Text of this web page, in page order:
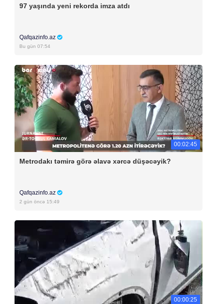
97 yaşında yeni rekorda imza atdı
Qafqazinfo.az
Bu gün 07:54
00:02:45
Metrodakı təmirə görə əlavə xərcə düşəcəyik?
Qafqazinfo.az
2 gün öncə 15:49
00:00:25